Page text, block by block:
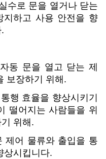
수로 문을 열거나 닫는
지하고 사용 안전을 향
동 문을 열고 닫는 제
보장하기 위해.
행 효율을 향상시키기
떨어지는 사람들을 위
위해.
제어 물류와 출입을 통
상시킵니다.